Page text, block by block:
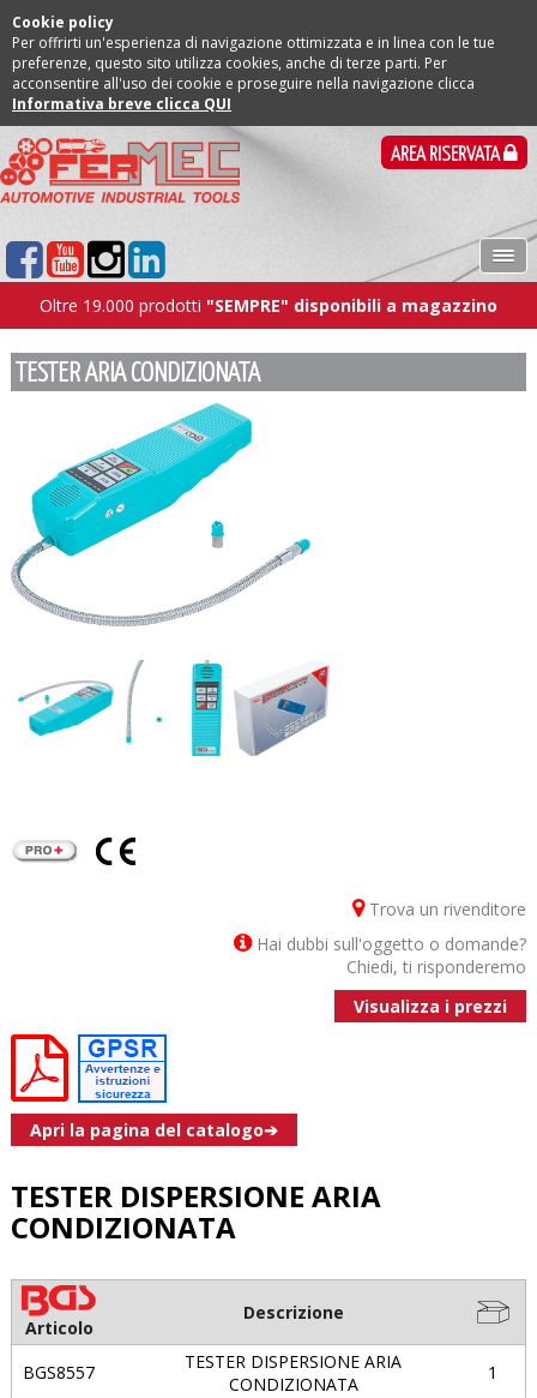
Cookie policy
Per offrirti un'esperienza di navigazione ottimizzata e in linea con le tue
preferenze, questo sito utilizza cookies, anche di terze parti. Per
acconsentire all'uso dei cookie e proseguire nella navigazione clicca
Informativa breve clicca QUI
AREA RISERVATA
Oltre 19.000 prodotti "SEMPRE" disponibili a magazzino
TESTER ARIA CONDIZIONATA
Trova un rivenditore
Hai dubbi sull'oggetto o domande?
Chiedi, ti risponderemo
Visualizza i prezzi
Apri la pagina del catalogo➔
TESTER DISPERSIONE ARIA
CONDIZIONATA
Articolo
Descrizione
BGS8557
TESTER DISPERSIONE ARIA
CONDIZIONATA
1